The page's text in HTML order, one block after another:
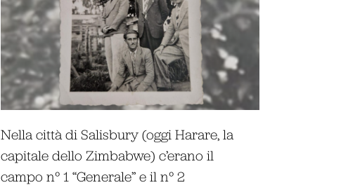
Nella città di Salisbury (oggi Harare, la
capitale dello Zimbabwe) c’erano il
campo n° 1 “Generale” e il n° 2